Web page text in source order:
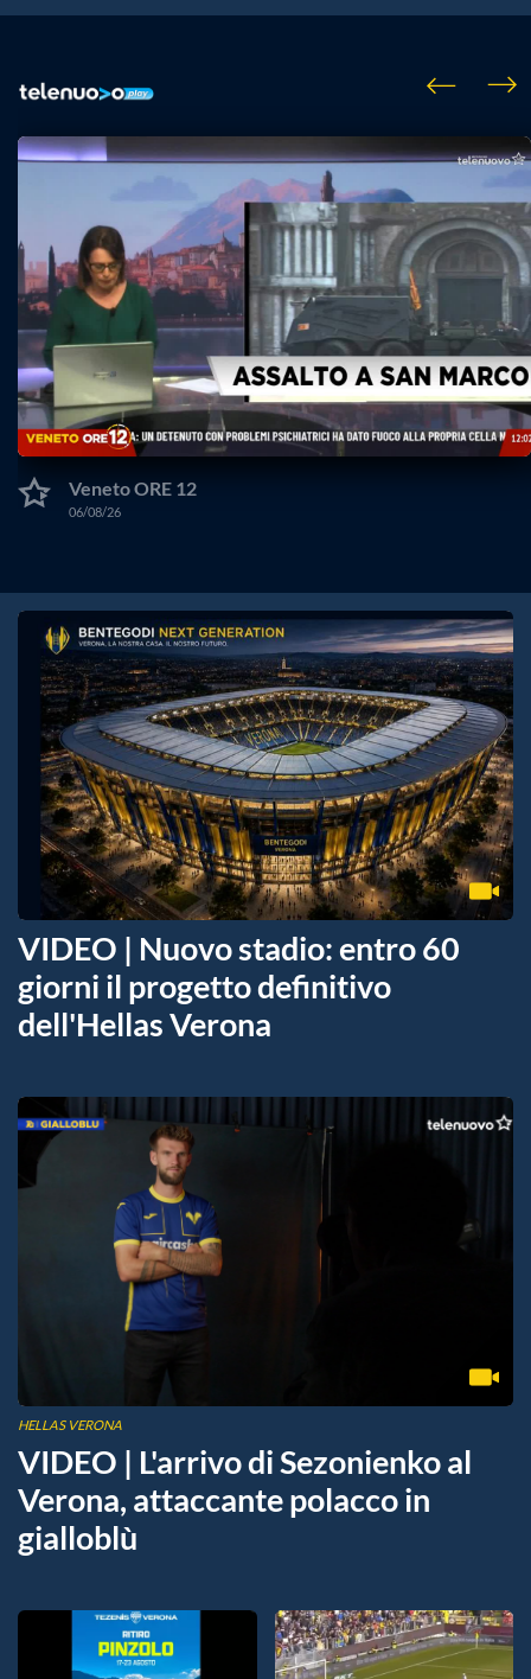
Veneto ORE 12
06/08/26
VIDEO | Nuovo stadio: entro 60
giorni il progetto definitivo
dell'Hellas Verona
HELLAS VERONA
VIDEO | L'arrivo di Sezonienko al
Verona, attaccante polacco in
gialloblù